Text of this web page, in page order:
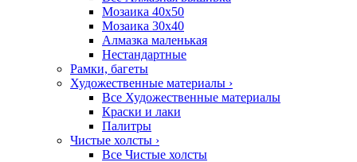
Мозаика 40x50
Мозаика 30x40
Алмазка маленькая
Нестандартные
Рамки, багеты
Художественные материалы ›
Все Художественные материалы
Краски и лаки
Палитры
Чистые холсты ›
Все Чистые холсты